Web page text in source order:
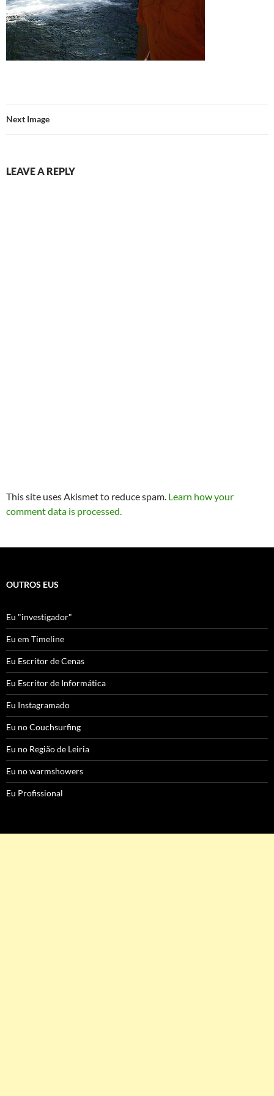
Next Image
LEAVE A REPLY
This site uses Akismet to reduce spam. Learn how your
comment data is processed.
OUTROS EUS
Eu "investigador"
Eu em Timeline
Eu Escritor de Cenas
Eu Escritor de Informática
Eu Instagramado
Eu no Couchsurfing
Eu no Região de Leiria
Eu no warmshowers
Eu Profissional